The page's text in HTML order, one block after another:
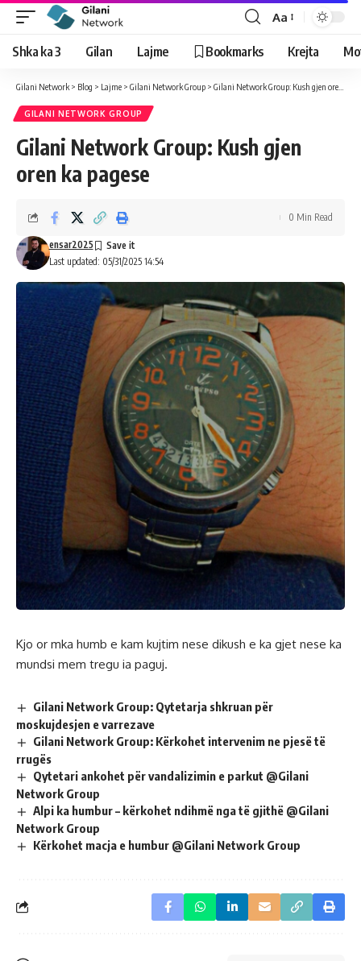
Aa
Shka ka 3 Gilan Lajme Bookmarks Krejta
Gilani Network > Blog > Lajme > Gilani Network Group > Gilani Network Group: Kush gjen oren ka pagese
GILANI NETWORK GROUP
Gilani Network Group: Kush gjen
oren ka pagese
Last updated: 05/31/2025 14:54
ensar2025
0 Min Read
Kjo or mka humb e kam kujtim nese dikush e ka gjet nese ka
mundsi mem tregu ia paguj.
Gilani Network Group: Qytetarja shkruan për
moskujdesjen e varrezave
Gilani Network Group: Kërkohet intervenim ne pjesë të
rrugës
Qytetari ankohet për vandalizimin e parkut @Gilani
Network Group
Alpi ka humbur – kërkohet ndihmë nga të gjithë @Gilani
Network Group
Kërkohet macja e humbur @Gilani Network Group